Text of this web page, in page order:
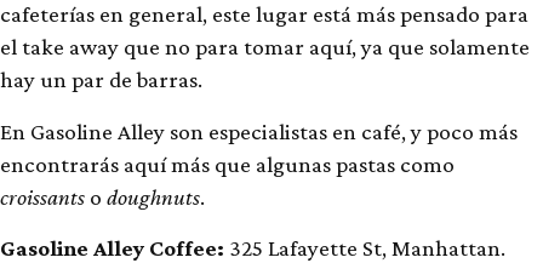
cafeterías en general, este lugar está más pensado para
el take away que no para tomar aquí, ya que solamente
hay un par de barras.
En Gasoline Alley son especialistas en café, y poco más
encontrarás aquí más que algunas pastas como
croissants o doughnuts.
Gasoline Alley Coffee: 325 Lafayette St, Manhattan.